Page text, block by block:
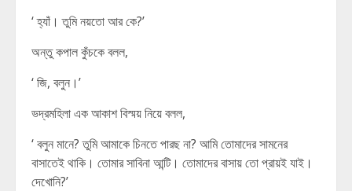
‘ হ্যাঁ। তুমি নয়তো আর কে?’
অন্তু কপাল কুঁচকে বলল,
‘ জি, বলুন।’
ভদ্রমহিলা এক আকাশ বিস্ময় নিয়ে বলল,
‘ বলুন মানে? তুমি আমাকে চিনতে পারছ না? আমি তোমাদের সামনের
বাসাতেই থাকি। তোমার সাবিনা আন্টি। তোমাদের বাসায় তো প্রায়ই যাই।
দেখোনি?’